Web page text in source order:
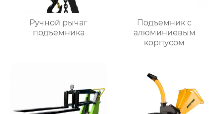
Ручной рычаг
подъемника
Подъемник с
алюминиевым
корпусом